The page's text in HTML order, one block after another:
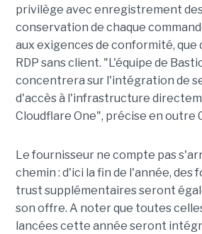
privilège avec enregistrement
conservation de chaque
aux exigences de conformité, que
RDP sans client. "L'équipe de
concentrera sur l'intégration de
d'accès à l'infrastructure
Cloudflare One", précise en outre
Le fournisseur ne compte pas
chemin : d'ici la fin de l'année, des
trust supplémentaires seront
son offre. A noter que toutes
lancées cette année seront